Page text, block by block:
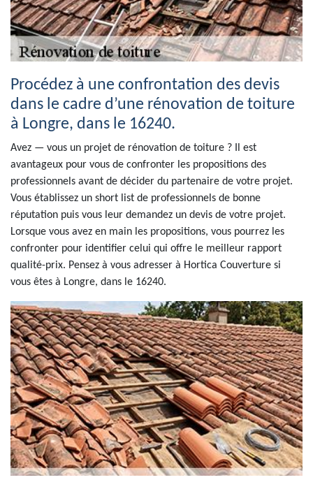
Procédez à une confrontation des devis
dans le cadre d’une rénovation de toiture
à Longre, dans le 16240.
Avez — vous un projet de rénovation de toiture ? Il est
avantageux pour vous de confronter les propositions des
professionnels avant de décider du partenaire de votre projet.
Vous établissez un short list de professionnels de bonne
réputation puis vous leur demandez un devis de votre projet.
Lorsque vous avez en main les propositions, vous pourrez les
confronter pour identifier celui qui offre le meilleur rapport
qualité-prix. Pensez à vous adresser à Hortica Couverture si
vous êtes à Longre, dans le 16240.